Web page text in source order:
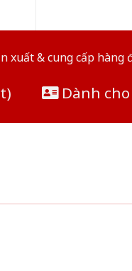
xuất & cung cấp hàng
Dành